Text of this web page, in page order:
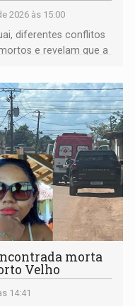
2026 às 15:00
diferentes conflitos
e revelam que a
morta
Velho
14:41